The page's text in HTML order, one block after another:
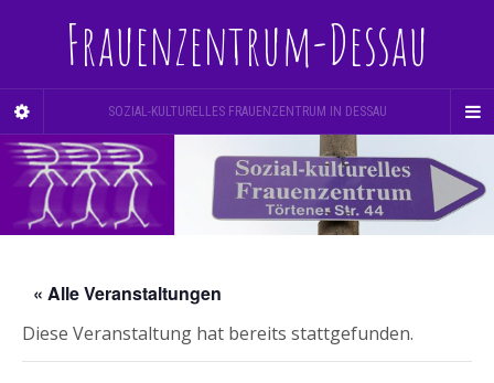
Frauenzentrum-Dessau
SOZIAL-KULTURELLES FRAUENZENTRUM IN DESSAU
« Alle Veranstaltungen
Diese Veranstaltung hat bereits stattgefunden.